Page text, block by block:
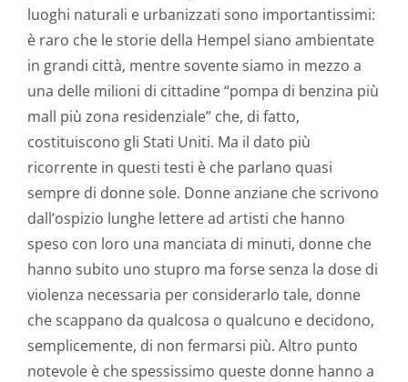
luoghi naturali e urbanizzati sono importantissimi:
è raro che le storie della Hempel siano ambientate
in grandi città, mentre sovente siamo in mezzo a
una delle milioni di cittadine “pompa di benzina più
mall più zona residenziale” che, di fatto,
costituiscono gli Stati Uniti. Ma il dato più
ricorrente in questi testi è che parlano quasi
sempre di donne sole. Donne anziane che scrivono
dall’ospizio lunghe lettere ad artisti che hanno
speso con loro una manciata di minuti, donne che
hanno subito uno stupro ma forse senza la dose di
violenza necessaria per considerarlo tale, donne
che scappano da qualcosa o qualcuno e decidono,
semplicemente, di non fermarsi più. Altro punto
notevole è che spessissimo queste donne hanno a